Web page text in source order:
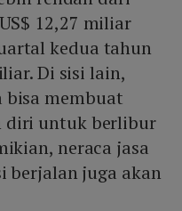
12,27 miliar
kedua tahun
Di sisi lain,
bisa membuat
diri untuk berlibur
neraca jasa
berjalan juga akan